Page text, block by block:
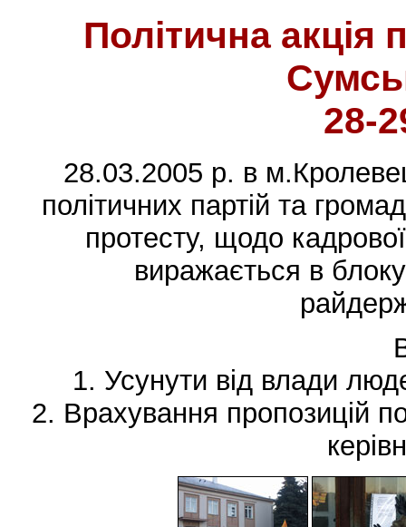
Політична акція
28-
28.03.2005 р. в
політичних партій та
протесту, щодо
виражається в
1. Усунути від влади
2. Врахування пропозицій